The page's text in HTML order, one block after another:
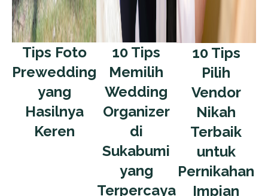
Tips Foto
Prewedding
yang
Hasilnya
Keren
10 Tips
Memilih
Wedding
Organizer
di
Sukabumi
yang
Terpercaya
10 Tips
Pilih
Vendor
Nikah
Terbaik
untuk
Pernikahan
Impian